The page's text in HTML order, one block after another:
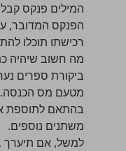
המילים פנקס
הפנקס המדובר,
רכישתו תוכלו
מה חשוב שיהיה
ביקורת ספרים
מטעם מס הכנסה.
בהתאם לתוספת
משתנים נוספים.
למשל, אם תיערך